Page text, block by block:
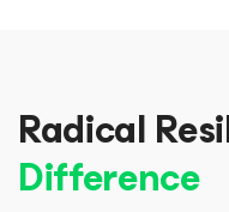
Radical
Difference